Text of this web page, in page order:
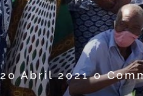
20 Abril 20210